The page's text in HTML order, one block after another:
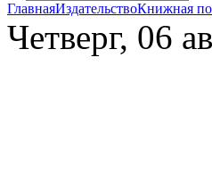
ГлавнаяИздательствоКнижная
Четверг, 06